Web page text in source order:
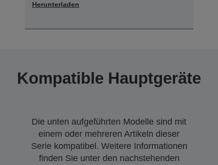
Herunterladen
Kompatible Hauptgeräte
Die unten aufgeführten Modelle sind mit
einem oder mehreren Artikeln dieser
Serie kompatibel. Weitere Informationen
finden Sie unter den nachstehenden